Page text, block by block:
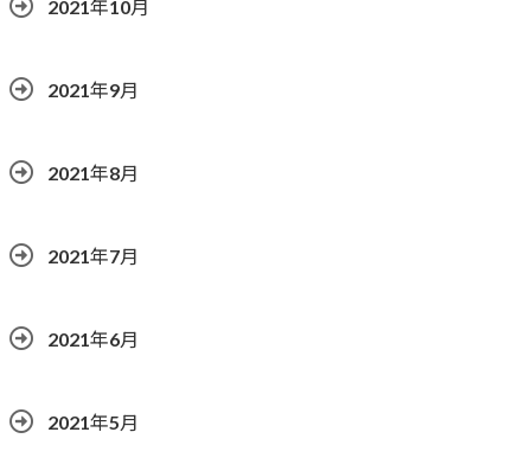
2021年10月
2021年9月
2021年8月
2021年7月
2021年6月
2021年5月